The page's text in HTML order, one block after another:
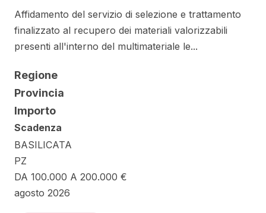
Affidamento del servizio di selezione e trattamento
finalizzato al recupero dei materiali valorizzabili
presenti all'interno del multimateriale le...
Regione
Provincia
Importo
Scadenza
BASILICATA
PZ
DA 100.000 A 200.000 €
agosto 2026